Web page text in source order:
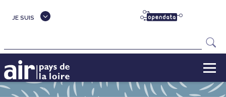
JE SUIS